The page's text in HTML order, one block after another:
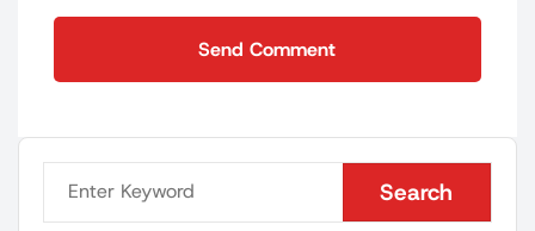
Send Comment
Search
Search